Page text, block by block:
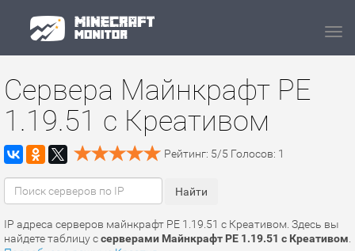
Сервера Майнкрафт PE
1.19.51 c Креативом
Рейтинг: 5/5 Голосов: 1
IP адреса серверов майнкрафт PE 1.19.51 c Креативом. Здесь вы
найдете таблицу ссерверами Майнкрафт PE 1.19.51 c Креативом